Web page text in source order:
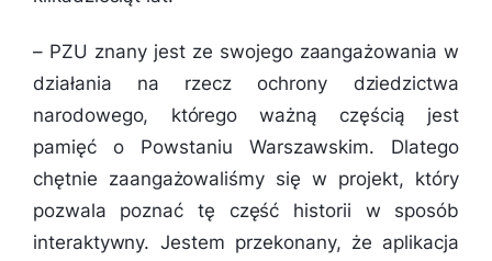
–PZU znany jest ze swojego zaangażowania w
działania na rzecz ochrony dziedzictwa
narodowego, którego ważną częścią jest
pamięć o Powstaniu Warszawskim. Dlatego
chętnie zaangażowaliśmy się w projekt, który
pozwala poznać tę część historii w sposób
interaktywny. Jestem przekonany, że aplikacja